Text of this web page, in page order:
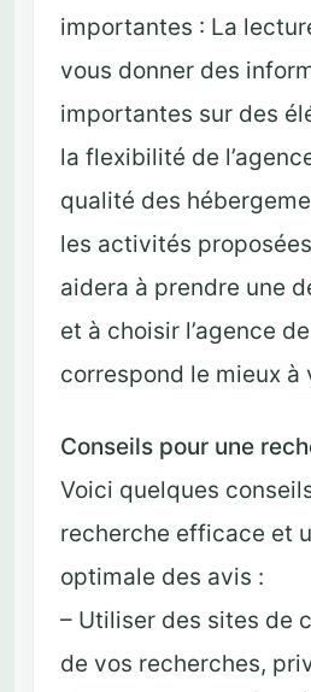
importantes : La
vous donner des
importantes sur des
la flexibilité de
qualité des
les activités
aidera à prendre une
et à choisir l’agence
correspond le mieux à
Conseils pour une
Voici quelques
recherche efficace et
optimale des avis :
– Utiliser des sites de
de vos recherches,